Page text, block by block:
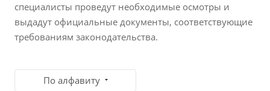
специалисты проведут необходимые осмотры и
выдадут официальные документы, соответствующие
требованиям законодательства.
По алфавиту